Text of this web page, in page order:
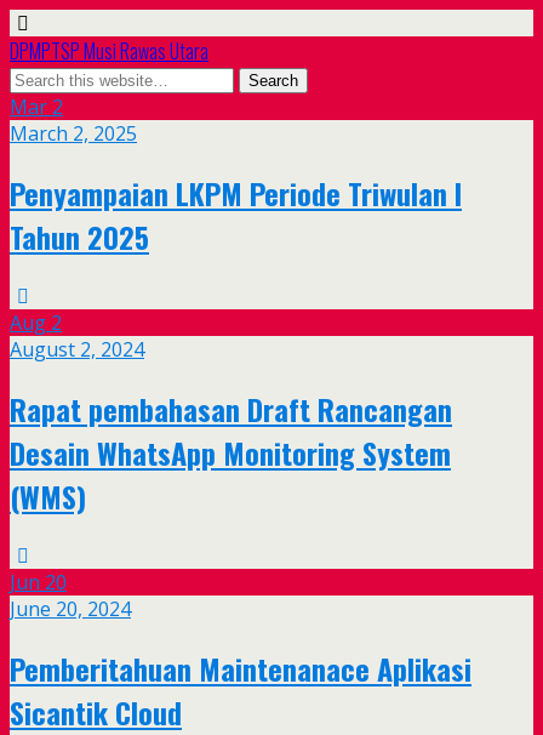
DPMPTSP Musi Rawas Utara
Mar 2
March 2, 2025
Penyampaian LKPM Periode Triwulan I
Tahun 2025
Aug 2
August 2, 2024
Rapat pembahasan Draft Rancangan
Desain WhatsApp Monitoring System
(WMS)
Jun 20
June 20, 2024
Pemberitahuan Maintenanace Aplikasi
Sicantik Cloud